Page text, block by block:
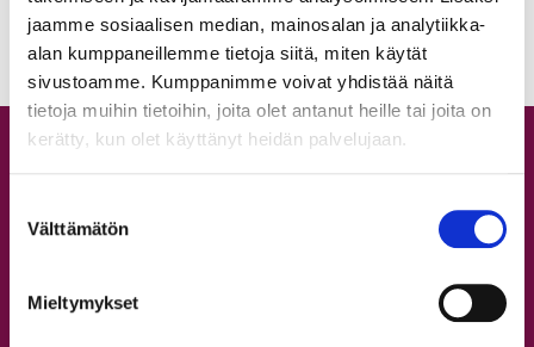
jaamme sosiaalisen median, mainosalan ja analytiikka-
alan kumppaneillemme tietoja siitä, miten käytät
sivustoamme. Kumppanimme voivat yhdistää näitä
tietoja muihin tietoihin, joita olet antanut heille tai joita on
kerätty, kun olet käyttänyt heidän palvelujaan.
valinta
Välttämätön
Mieltymykset
2017(67)
2016(27)
Tuntitarjonta
Hinnasto
Workshopit